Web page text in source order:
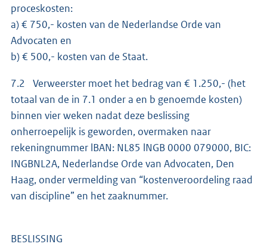
proceskosten:
a) € 750,- kosten van de Nederlandse Orde van
Advocaten en
b) € 500,- kosten van de Staat.
7.2 Verweerster moet het bedrag van € 1.250,- (het
totaal van de in 7.1 onder a en b genoemde kosten)
binnen vier weken nadat deze beslissing
onherroepelijk is geworden, overmaken naar
rekeningnummer lBAN: NL85 lNGB 0000 079000, BIC:
INGBNL2A, Nederlandse Orde van Advocaten, Den
Haag, onder vermelding van “kostenveroordeling raad
van discipline” en het zaaknummer.
BESLISSING